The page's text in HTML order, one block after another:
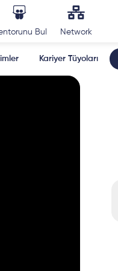
Bul Network
Kariyer Tüyoları